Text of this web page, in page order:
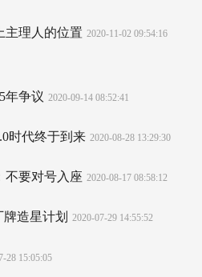
主理人的位置 2020-11-02 09:54:16
年争议 2020-09-14 08:52:41
时代终于到来 2020-08-28 13:29:30
不要对号入座 2020-08-17 08:58:12
造星计划 2020-07-29 14:55:52
28 15:05:05